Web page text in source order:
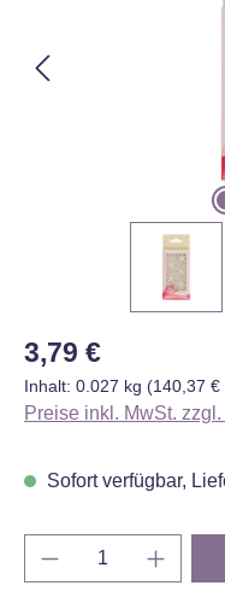
Regulärer Preis:
3,79 €
Inhalt: 0.027 kg (140,37 €
Preise inkl. MwSt.
Sofort verfügbar,
Produkt